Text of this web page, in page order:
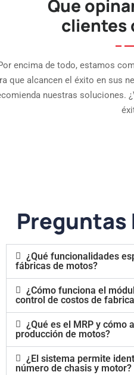
APP Punto de Venta
Int. eCommerce
Que
clientes
encima de todo, estamos
que alcancen el éxito en sus
nuestras soluciones.
Preguntas
¿Qué funcionalidades
fábricas de motos?
¿Cómo funciona el
control de costos de
¿Qué es el MRP y cómo
producción de motos?
¿El sistema permite
número de chasis y motor?